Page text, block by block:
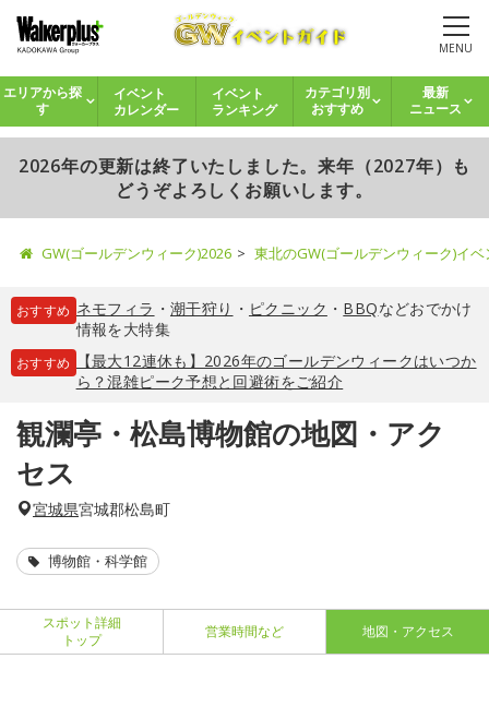
MENU
エリアから探
す
イベント
カレンダー
イベント
ランキング
カテゴリ別
おすすめ
最新
ニュース
2026年の更新は終了いたしました。来年（2027年）も
どうぞよろしくお願いします。
GW(ゴールデンウィーク)2026 東北のGW(ゴールデンウィーク)イ
おすすめ ネモフィラ ・ 潮干狩り ・ ピクニック ・ BBQなどおでかけ
情報を大特集
おすすめ
【最大12連休も】2026年のゴールデンウィークはいつか
ら？混雑ピーク予想と回避術をご紹介
観瀾亭・松島博物館の地図・アク
セス
宮城県宮城郡松島町
博物館・科学館
スポット詳細
トップ
営業時間など 地図・アクセス